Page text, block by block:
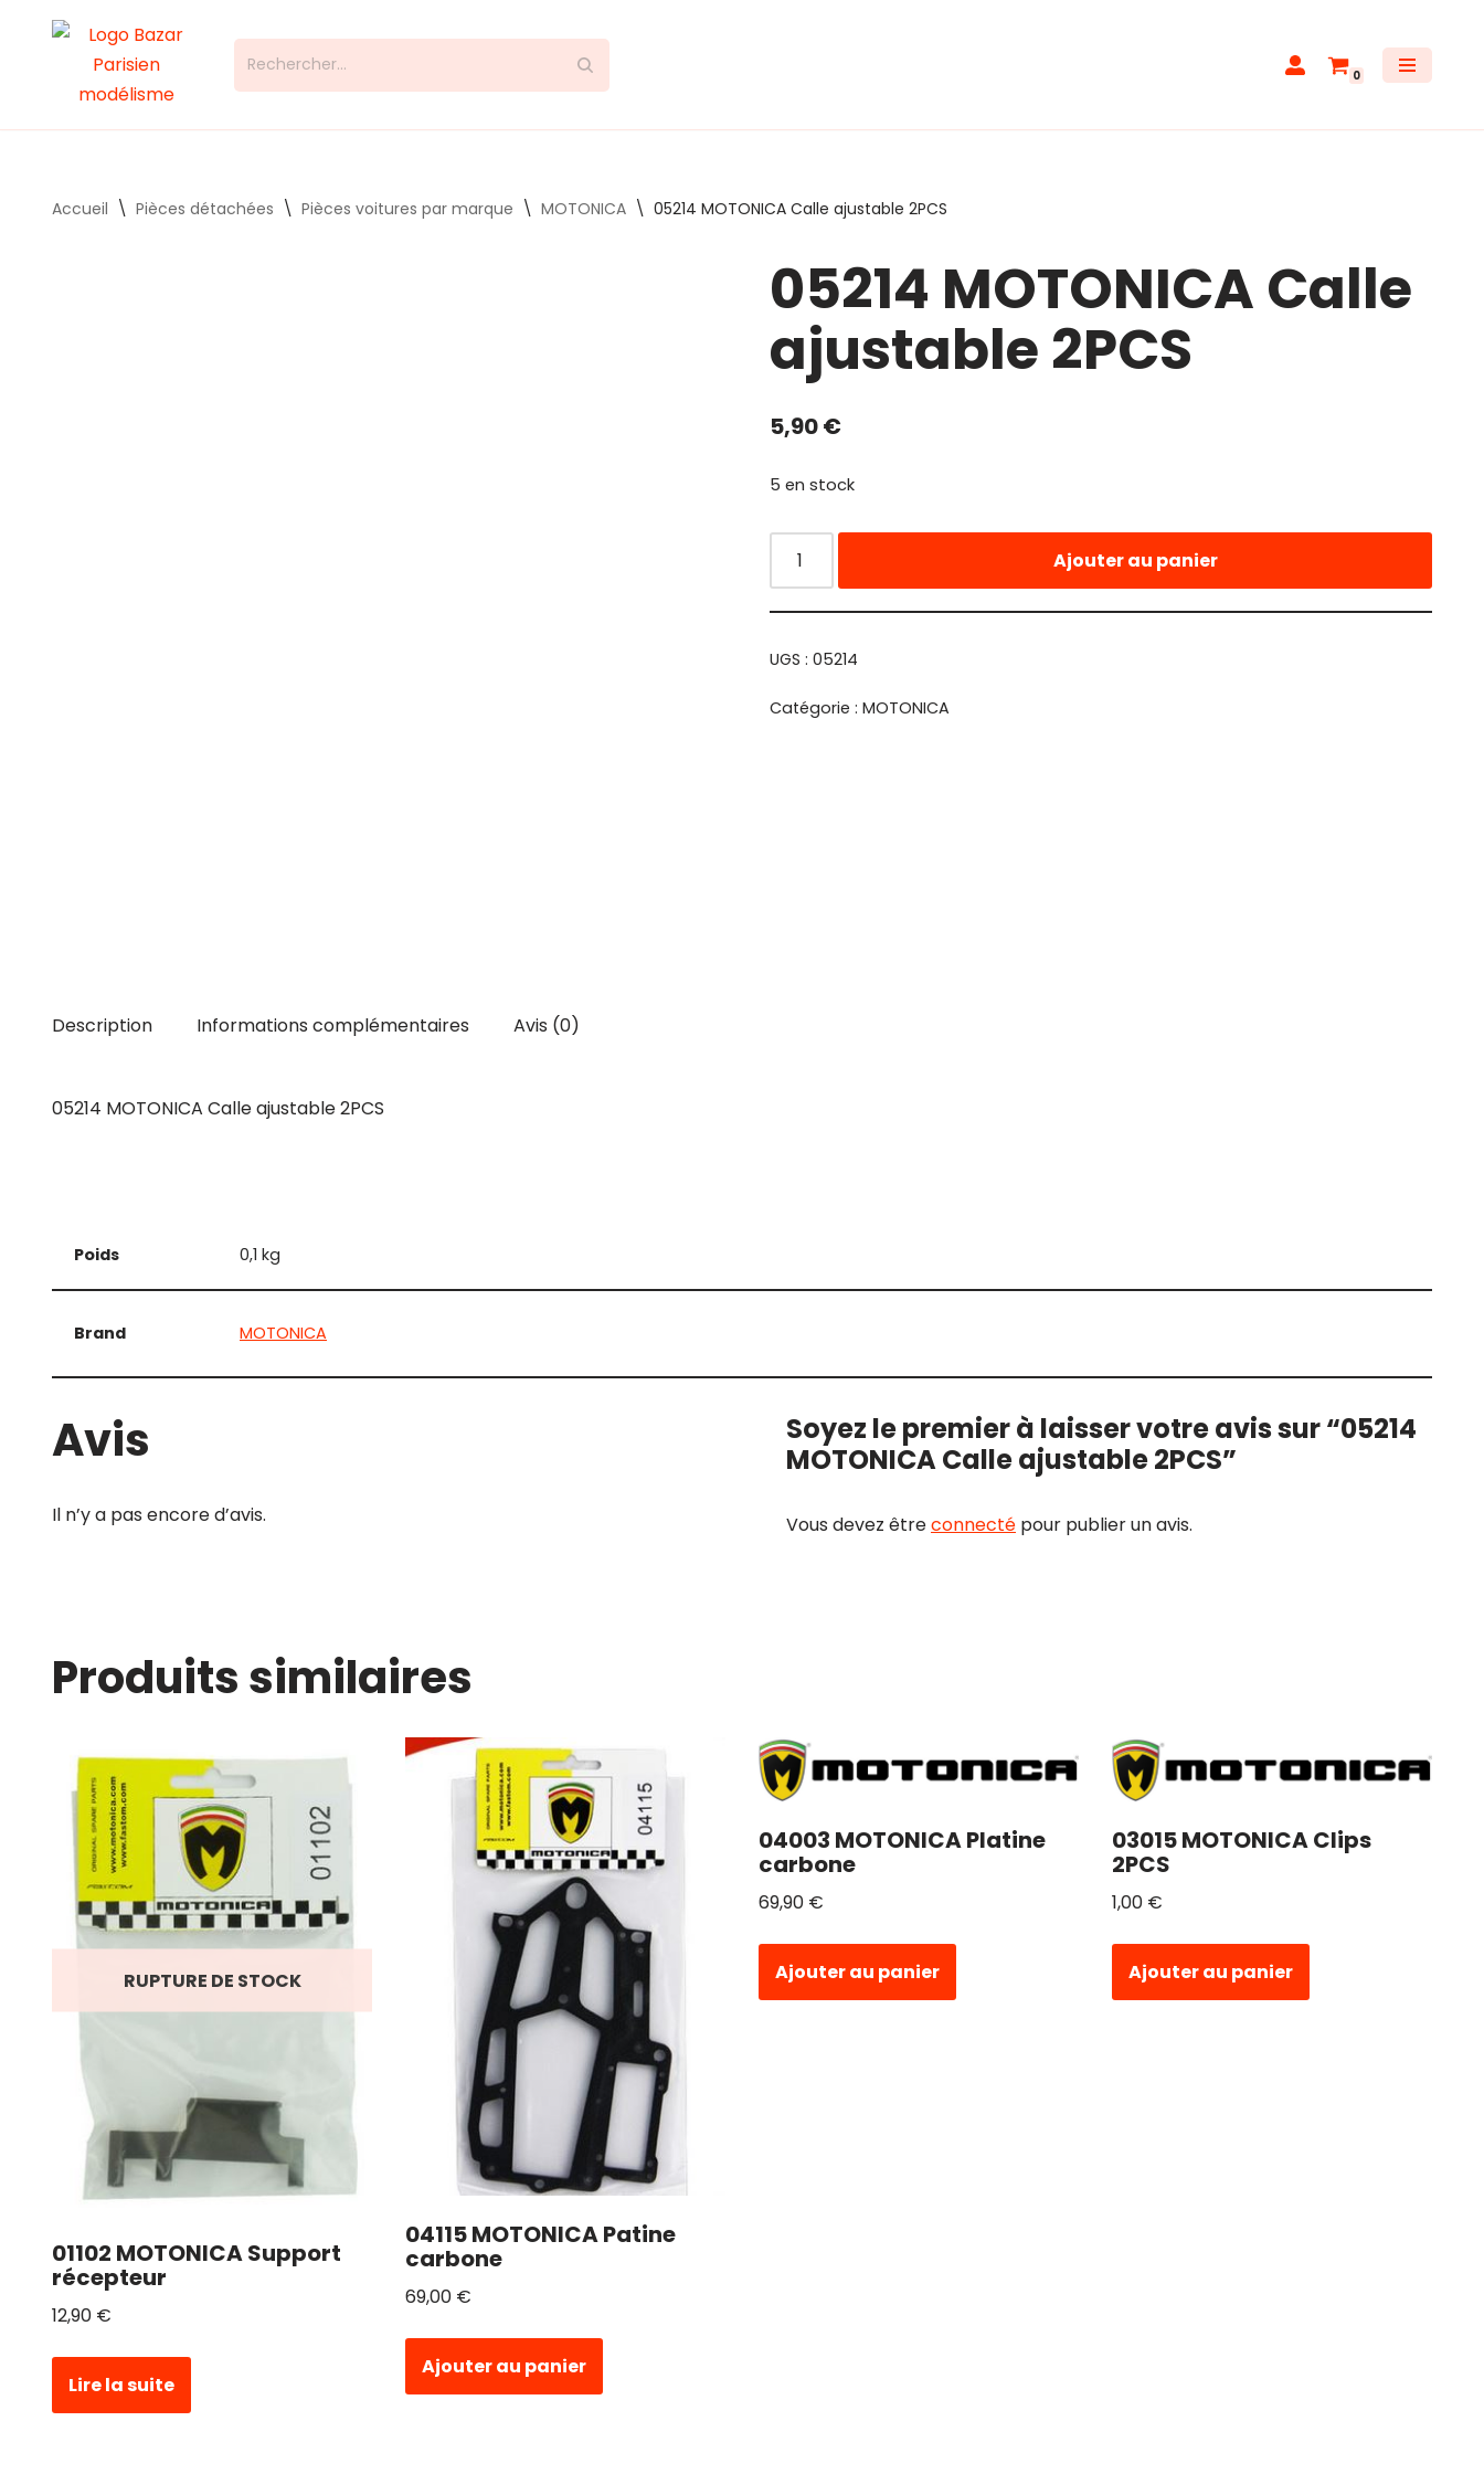
0
Accueil \ Pièces détachées \ Pièces voitures par marque \ MOTONICA \ 05214 MOTONICA Calle ajustable 2PCS
05214 MOTONICA Calle
ajustable 2PCS
5,90€
5 en stock
Ajouter au panier
UGS : 05214
Catégorie : MOTONICA
Description Informations complémentaires Avis (0)
05214 MOTONICA Calle ajustable 2PCS
Poids 0,1 kg
Brand MOTONICA
Avis
Il n’y a pas encore d’avis.
Soyez le premier à laisser votre avis sur “05214
MOTONICA Calle ajustable 2PCS”
Vous devez êtreconnecté pour publier un avis.
Produits similaires
RUPTURE DE STOCK
01102 MOTONICA Support
récepteur
12,90 €
Lire la suite
04115 MOTONICA Patine
carbone
69,00 €
Ajouter au panier
04003 MOTONICA Platine
carbone
69,90 €
Ajouter au panier
03015 MOTONICA Clips
2PCS
1,00 €
Ajouter au panier